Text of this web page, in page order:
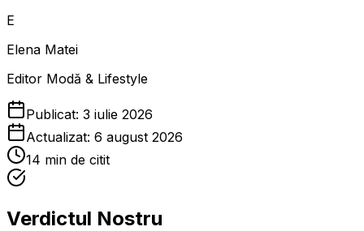
E
Elena Matei
Editor Modă & Lifestyle
Publicat: 3 iulie 2026
Actualizat: 6 august 2026
14 min de citit
Verdictul Nostru